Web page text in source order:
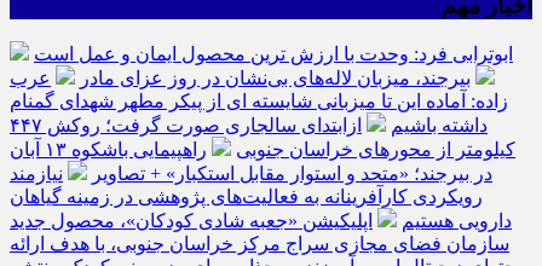
اخبار مهم
ابوترابی فرد: وحدت با ارزش ترین محصول ایمان و عمل است
بیرجند، میزبان لاله‌های بی‌نشان در روز عزای مادر
عرب
زاده: آماده این تا میزبانی شایسته ای از پیکر مطهر شهدای گمنام
داشته باشیم
ازابتدای سالجاری صورت گرفت؛ روکش ۴۴۷
کیلومتر از محورهای خراسان جنوبی
راهپیمایی باشکوه ۱۳ آبان
در بیرجند؛ «متحد و استوار مقابل استکبار» + تصاویر
نیازمند
رویکردی کارآفرینانه به فعالیت‌های پژوهشی در زمینه گیاهان
دارویی هستیم
اپلیکیشن «جعبه شادی کودکان»، محصول جدید
سازمان فضای مجازی سراج مرکز خراسان جنوبی، با هدف ارائه